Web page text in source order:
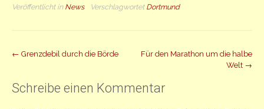
Veröffentlicht in News Verschlagwortet Dortmund
Beitrag
← Grenzdebil durch die Börde
Für den Marathon um die halbe
Welt →
Schreibe einen Kommentar